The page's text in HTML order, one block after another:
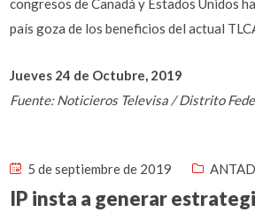
congresos de Canadá y Estados Unidos
país goza de los beneficios del actual
Jueves 24 de Octubre, 2019
Fuente: Noticieros Televisa / Distrito
5 de septiembre de 2019
IP insta a generar